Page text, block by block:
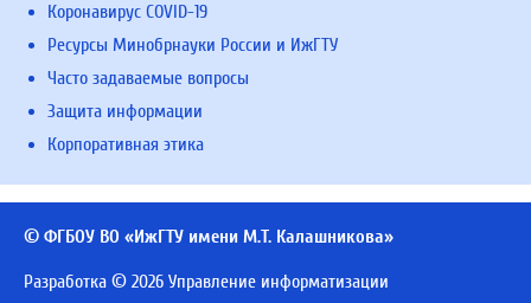
Коронавирус COVID-19
Ресурсы Минобрнауки России и ИжГТУ
Часто задаваемые вопросы
Защита информации
Корпоративная этика
© ФГБОУ ВО «ИжГТУ имени М.Т. Калашникова»
Разработка © 2026 Управление информатизации